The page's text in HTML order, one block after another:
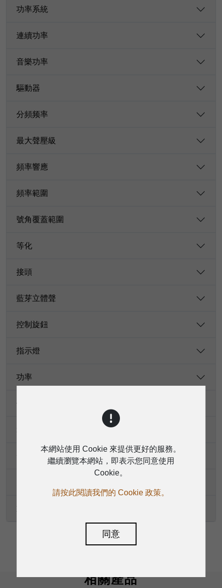
功率系統
連續功率
音樂功率
驅動器
分頻频率
最大聲壓級
頻率響應
頻率範圍
號角覆蓋範圍
等化
接頭
藍芽立體聲
控制旋鈕
指示燈
功率
保護
安裝/固定
相關產品
本網站使用 Cookie 來提供更好的服務。
繼續瀏覽本網站，即表示您同意使用
Cookie。
請按此閱讀我們的 Cookie 政策。
同意